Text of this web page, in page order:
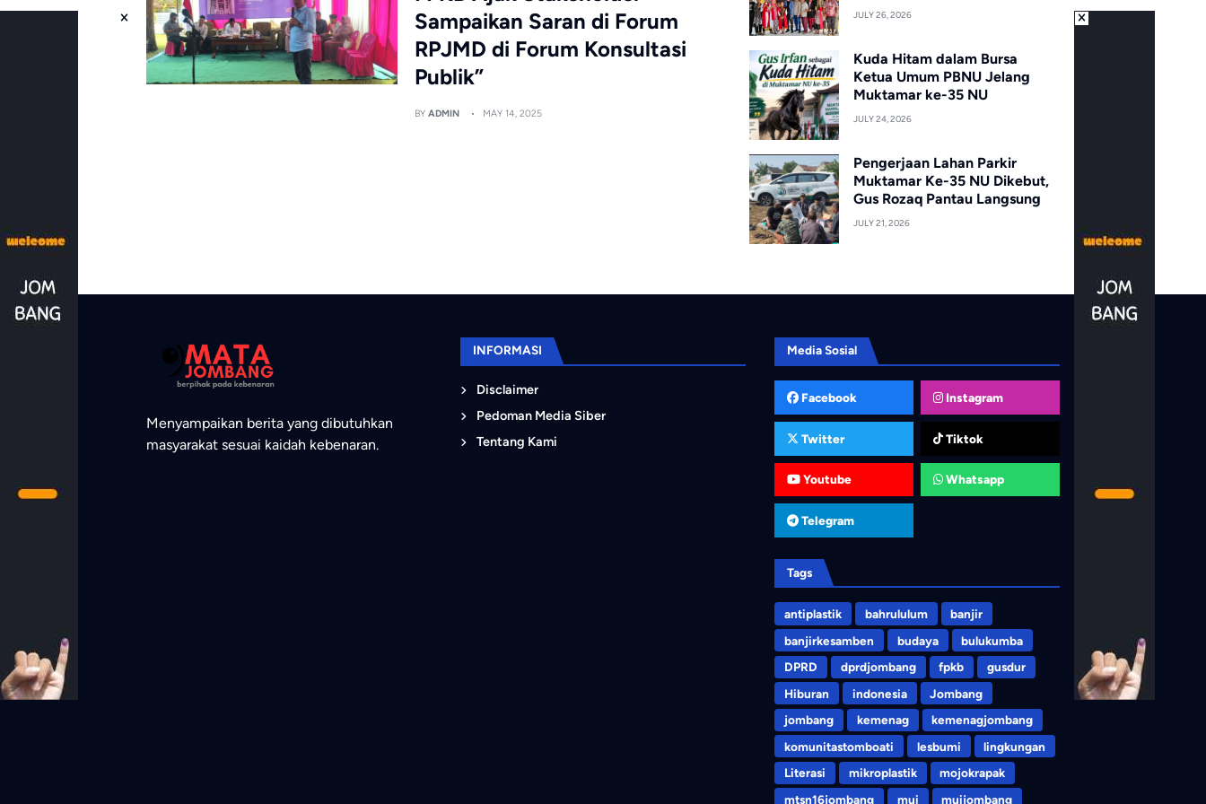
Sampaikan Saran di Forum
RPJMD di Forum Konsultasi
Publik”
BYADMIN MAY 14, 2025
JULY 26, 2026
Kuda Hitam dalam Bursa
Ketua Umum PBNU Jelang
Muktamar ke-35 NU
JULY 24, 2026
Pengerjaan Lahan Parkir
Muktamar Ke-35 NU Dikebut,
Gus Rozaq Pantau Langsung
JULY 21, 2026
Menyampaikan berita yang dibutuhkan
masyarakat sesuai kaidah kebenaran.
INFORMASI
Disclaimer
Pedoman Media Siber
Tentang Kami
Media Sosial
Facebook Instagram
Twitter Tiktok
Youtube Whatsapp
Telegram
Tags
antiplastik bahrululum
banjir
banjirkesamben
budaya
bulukumba
DPRD
dprdjombang fpkb
gusdur
Hiburan
indonesia
Jombang
jombang
kemenag
kemenagjombang
komunitastomboati
lesbumi
lingkungan
Literasi
mikroplastik
mojokrapak
mtsn16jombang
mui muijombang